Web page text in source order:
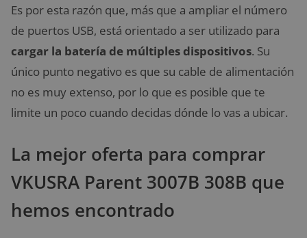
Es por esta razón que, más que a ampliar el número
de puertos USB, está orientado a ser utilizado para
cargar la batería de múltiples dispositivos. Su
único punto negativo es que su cable de alimentación
no es muy extenso, por lo que es posible que te
limite un poco cuando decidas dónde lo vas a ubicar.
La mejor oferta para comprar
VKUSRA Parent 3007B 308B que
hemos encontrado